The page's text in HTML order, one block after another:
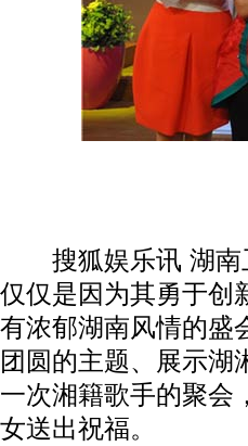
搜狐娱乐讯 湖南
仅仅是因为其勇于创
有浓郁湖南风情的盛
团圆的主题、展示湖
一次湘籍歌手的聚会
女送出祝福。